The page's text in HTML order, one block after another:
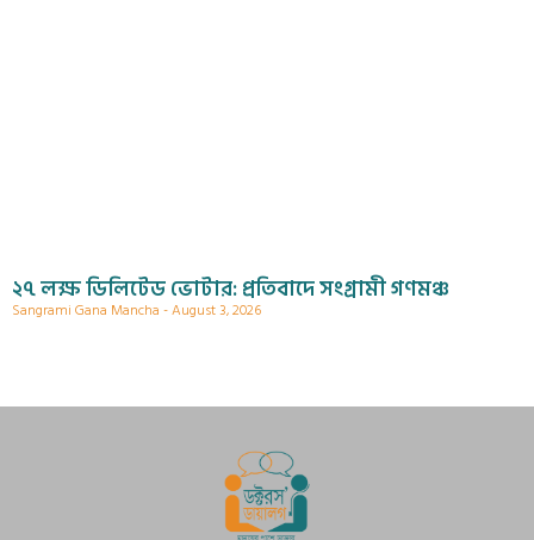
২৭ লক্ষ ডিলিটেড ভোটার: প্রতিবাদে সংগ্রামী গণমঞ্চ
Sangrami Gana Mancha August 3, 2026